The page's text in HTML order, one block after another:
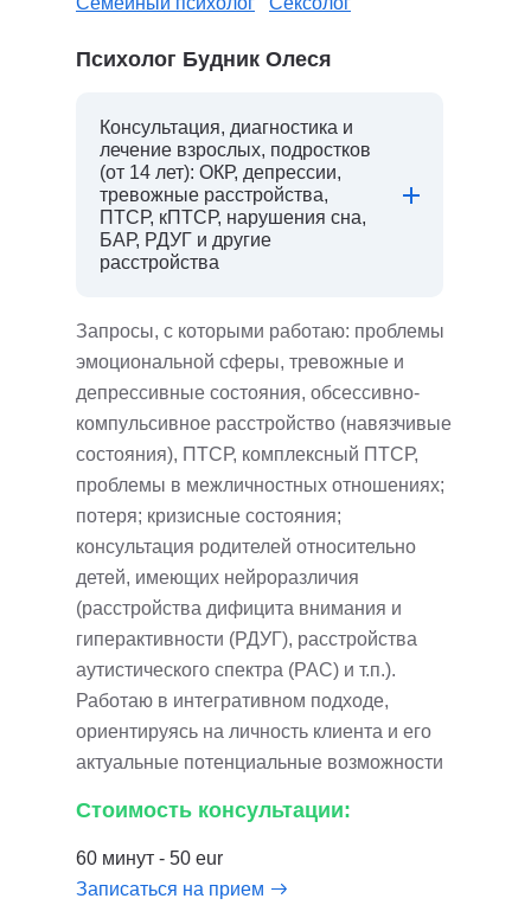
Психолог Будник Олеся
Консультация, диагностика и
лечение взрослых, подростков
(от 14 лет): ОКР, депрессии,
тревожные расстройства,
ПТСР, кПТСР, нарушения сна,
БАР, РДУГ и другие
расстройства
Запросы, с которыми работаю: проблемы
эмоциональной сферы, тревожные и
депрессивные состояния, обсессивно-
компульсивное расстройство (навязчивые
состояния), ПТСР, комплексный ПТСР,
проблемы в межличностных отношениях;
потеря; кризисные состояния;
консультация родителей относительно
детей, имеющих нейроразличия
(расстройства дифицита внимания и
гиперактивности (РДУГ), расстройства
аутистического спектра (РАС) и т.п.).
Работаю в интегративном подходе,
ориентируясь на личность клиента и его
актуальные потенциальные возможности
Стоимость консультации:
60 минут - 50 eur
Записаться на прием